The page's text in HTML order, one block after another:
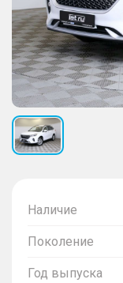
Наличие
Поколение
Год выпуска